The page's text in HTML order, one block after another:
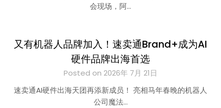
会现场，阿…
又有机器人品牌加入！速卖通Brand+成为AI
硬件品牌出海首选
Posted on 2026年 7月 21日
速卖通AI硬件出海天团再添新成员！ 亮相马年春晚的机器人
公司魔法…